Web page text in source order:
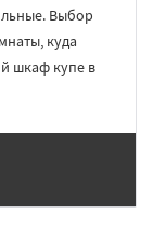
Выбор
куда
шкаф купе в